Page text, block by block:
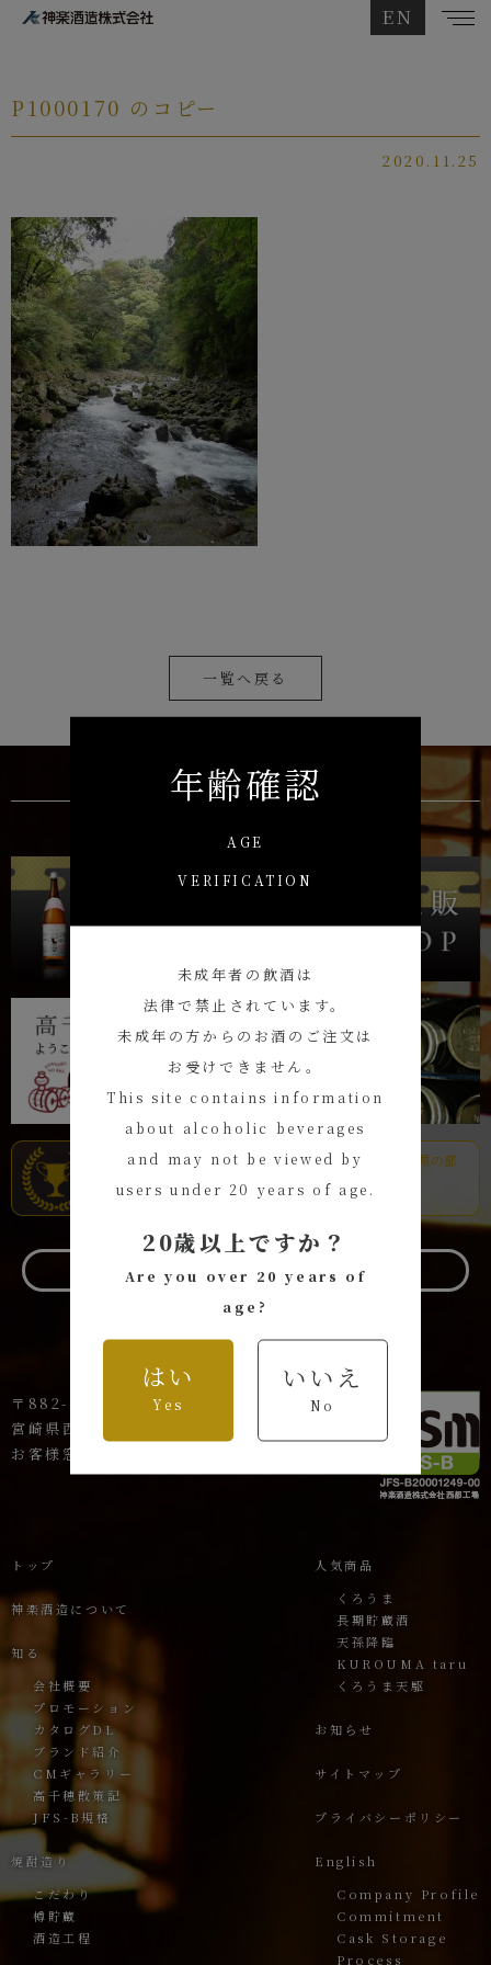
EN
P1000170 のコピー
2020.11.25
一覧へ戻る
年齢確認
AGE
VERIFICATION
未成年者の飲酒は
法律で禁止されています。
未成年の方からのお酒のご注文は
お受けできません。
This site contains information
about alcoholic beverages
and may not be viewed by
users under 20 years of age.
20歳以上ですか？
Are you over 20 years of
age?
はい
Yes
いいえ
No
トップ
神楽酒造について
知る
会社概要
プロモーション
カタログDL
ブランド紹介
CMギャラリー
高千穂散策記
JFS-B規格
焼酎造り
こだわり
樽貯蔵
酒造工程
人気商品
くろうま
長期貯蔵酒
天孫降臨
KUROUMA taru
くろうま天駆
お知らせ
サイトマップ
プライバシーポリシー
English
Company Profile
Commitment
Cask Storage
Process
お問い合わせ
〒882-1621
宮崎県西臼杵郡高千穂町岩戸144-1
お客様窓口 TEL:0120-44-8801